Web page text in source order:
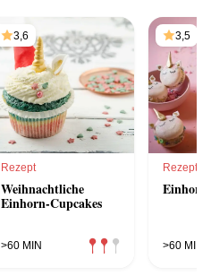
3,6
Rezept
Weihnachtliche
Einhorn-Cupcakes
>60 MIN
3,5
Rezept
>60 MIN